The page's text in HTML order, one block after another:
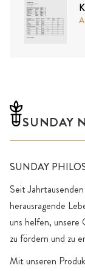
SUNDAY
SUNDAY
Seit
herausragende
uns helfen, unsere
zu fördern und zu
Mit unseren